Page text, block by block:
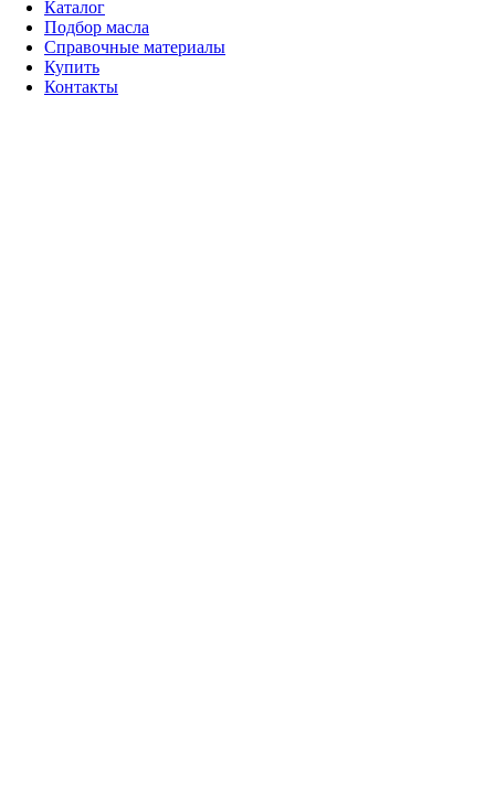
Каталог
Подбор масла
Справочные материалы
Купить
Контакты